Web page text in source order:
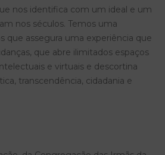
nos identifica com um ideal e um
nos séculos. Temos uma
que assegura uma experiência que
que abre ilimitados espaços
e virtuais e descortina
transcendência, cidadania e